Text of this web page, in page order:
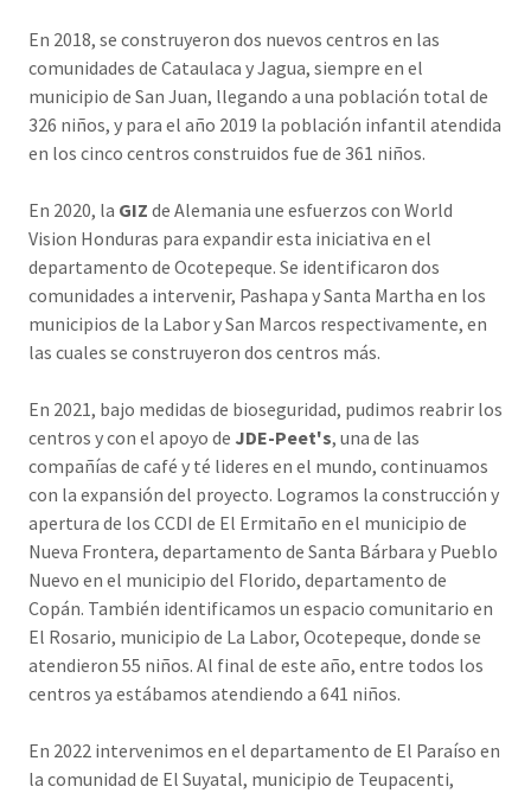
En 2018, se construyeron dos nuevos centros en las
comunidades de Cataulaca y Jagua, siempre en el
municipio de San Juan, llegando a una población total de
326 niños, y para el año 2019 la población infantil atendida
en los cinco centros construidos fue de 361 niños.
En 2020, la GIZ de Alemania une esfuerzos con World
Vision Honduras para expandir esta iniciativa en el
departamento de Ocotepeque. Se identificaron dos
comunidades a intervenir, Pashapa y Santa Martha en los
municipios de la Labor y San Marcos respectivamente, en
las cuales se construyeron dos centros más.
En 2021, bajo medidas de bioseguridad, pudimos reabrir los
centros y con el apoyo de JDE-Peet's, una de las
compañías de café y té lideres en el mundo, continuamos
con la expansión del proyecto. Logramos la construcción y
apertura de los CCDI de El Ermitaño en el municipio de
Nueva Frontera, departamento de Santa Bárbara y Pueblo
Nuevo en el municipio del Florido, departamento de
Copán. También identificamos un espacio comunitario en
El Rosario, municipio de La Labor, Ocotepeque, donde se
atendieron 55 niños. Al final de este año, entre todos los
centros ya estábamos atendiendo a 641 niños.
En 2022 intervenimos en el departamento de El Paraíso en
la comunidad de El Suyatal, municipio de Teupacenti,